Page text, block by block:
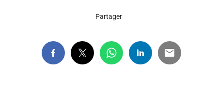
Partager